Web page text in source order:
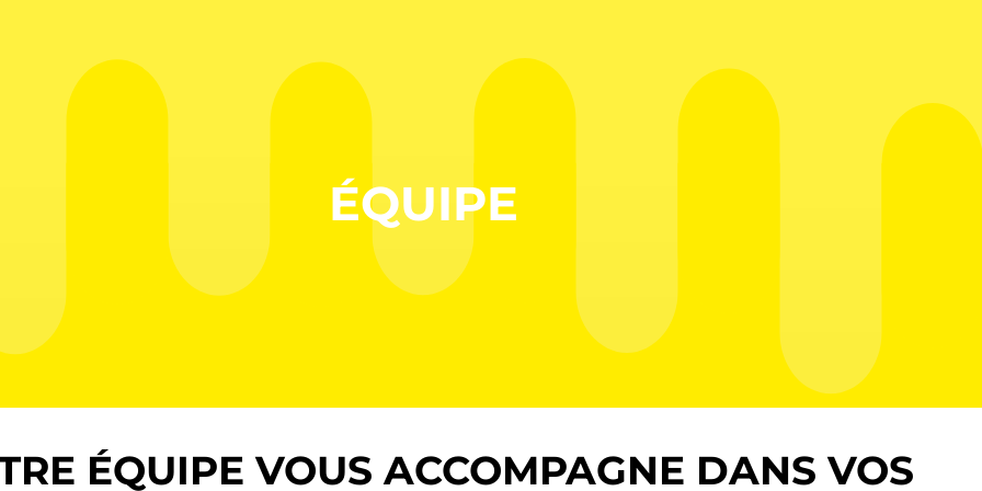
ÉQUIPE
ÉQUIPE VOUS ACCOMPAGNE DANS VOS